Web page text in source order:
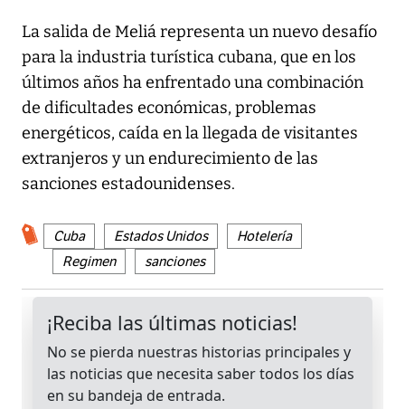
La salida de Meliá representa un nuevo desafío
para la industria turística cubana, que en los
últimos años ha enfrentado una combinación
de dificultades económicas, problemas
energéticos, caída en la llegada de visitantes
extranjeros y un endurecimiento de las
sanciones estadounidenses.
Cuba Estados Unidos
Hotelería
Regimen
sanciones